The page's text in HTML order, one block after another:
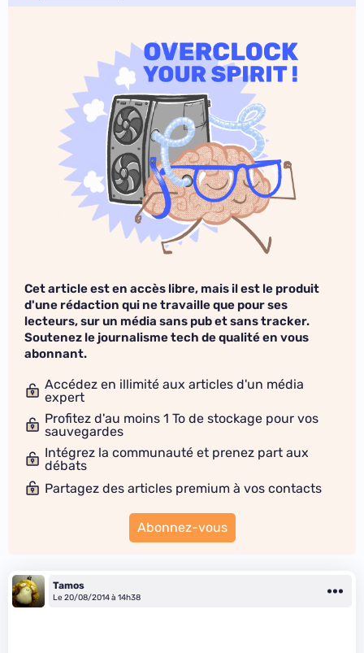
Cet article est en accès libre, mais il est le produit
d'une rédaction qui ne travaille que pour ses
lecteurs, sur un média sans pub et sans tracker.
Soutenez le journalisme tech de qualité en vous
abonnant.
Accédez en illimité aux articles d'un média
expert
Profitez d'au moins 1 To de stockage pour vos
sauvegardes
Intégrez la communauté et prenez part aux
débats
Partagez des articles premium à vos contacts
Abonnez-vous
Tamos
Le 20/08/2014 à 14h38